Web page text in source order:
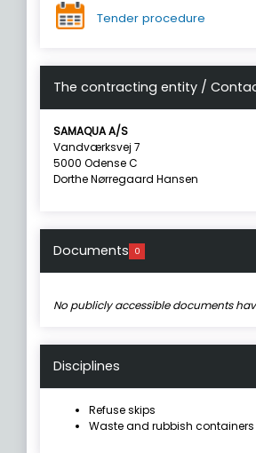
Tender procedure
The contracting entity /
SAMAQUA A/S
Vandværksvej 7
5000 Odense C
Dorthe Nørregaard Hansen
Documents 0
No publicly accessible documents
Disciplines
Refuse skips
Waste and rubbish